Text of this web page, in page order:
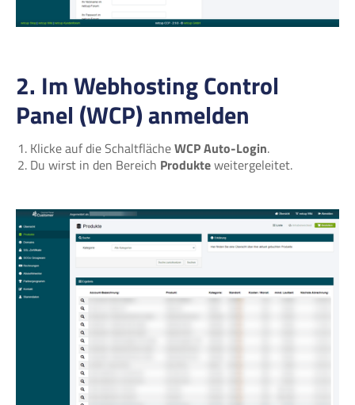
2. Im Webhosting Control
Panel (WCP) anmelden
Klicke auf die SchaltflächeWCP Auto-Login.
Du wirst in den Bereich Produkteweitergeleitet.